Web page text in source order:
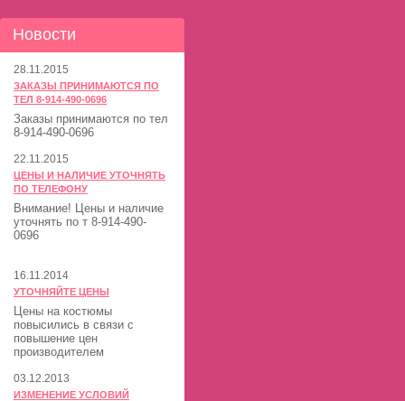
Новости
28.11.2015
ЗАКАЗЫ ПРИНИМАЮТСЯ ПО
ТЕЛ 8-914-490-0696
Заказы принимаются по тел
8-914-490-0696
22.11.2015
ЦЕНЫ И НАЛИЧИЕ УТОЧНЯТЬ
ПО ТЕЛЕФОНУ
Внимание! Цены и наличие
уточнять по т 8-914-490-
0696
16.11.2014
УТОЧНЯЙТЕ ЦЕНЫ
Цены на костюмы
повысились в связи с
повышение цен
производителем
03.12.2013
ИЗМЕНЕНИЕ УСЛОВИЙ